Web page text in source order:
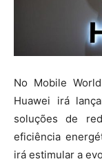
No Mobile
Huawei irá
soluções de
eficiência
irá estimular a